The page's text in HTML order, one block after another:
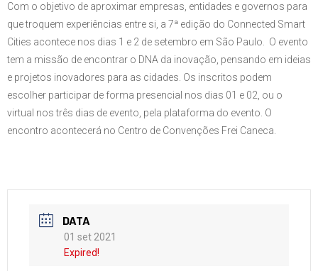
Com o objetivo de aproximar empresas, entidades e governos para
que troquem experiências entre si, a 7ª edição do Connected Smart
Cities acontece nos dias 1 e 2 de setembro em São Paulo. O evento
tem a missão de encontrar o DNA da inovação, pensando em ideias
e projetos inovadores para as cidades. Os inscritos podem
escolher participar de forma presencial nos dias 01 e 02, ou o
virtual nos três dias de evento, pela plataforma do evento. O
encontro acontecerá no Centro de Convenções Frei Caneca.
DATA
01 set 2021
Expired!